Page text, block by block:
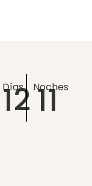
Días
12 Noches
11